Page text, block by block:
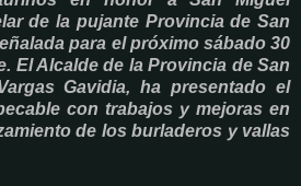
de la pujante Provincia de San
para el próximo sábado 30
El Alcalde de la Provincia de San
Gavidia, ha presentado el
con trabajos y mejoras en
de los burladeros y vallas